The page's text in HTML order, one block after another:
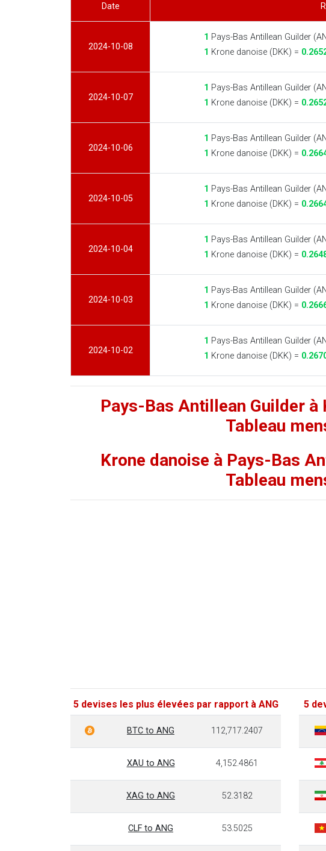
Date
2024-10-08
1 Pays-Bas Antillean Guilder
1 Krone danoise (DKK) =
2024-10-07
1 Pays-Bas Antillean Guilder
1 Krone danoise (DKK) =
2024-10-06
1 Pays-Bas Antillean Guilder
1 Krone danoise (DKK) =
2024-10-05
1 Pays-Bas Antillean Guilder
1 Krone danoise (DKK) =
2024-10-04
1 Pays-Bas Antillean Guilder
1 Krone danoise (DKK) =
2024-10-03
1 Pays-Bas Antillean Guilder
1 Krone danoise (DKK) =
2024-10-02
1 Pays-Bas Antillean Guilder
1 Krone danoise (DKK) =
Pays-Bas Antillean Guilder à
Tableau
Krone danoise à Pays-Bas
Tableau
5 devises les plus élevées par rapport à ANG
BTC to ANG 112,717.2407
XAU to ANG 4,152.4861
XAG to ANG 52.3182
CLF to ANG 53.5025
5